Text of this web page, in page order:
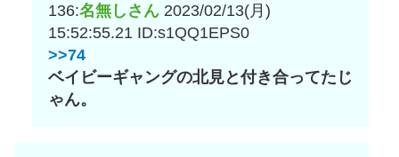
136:名無しさん 2023/02/13(月)
15:52:55.21 ID:s1QQ1EPS0
>>74
ベイビーギャングの北見と付き合ってたじ
ゃん。